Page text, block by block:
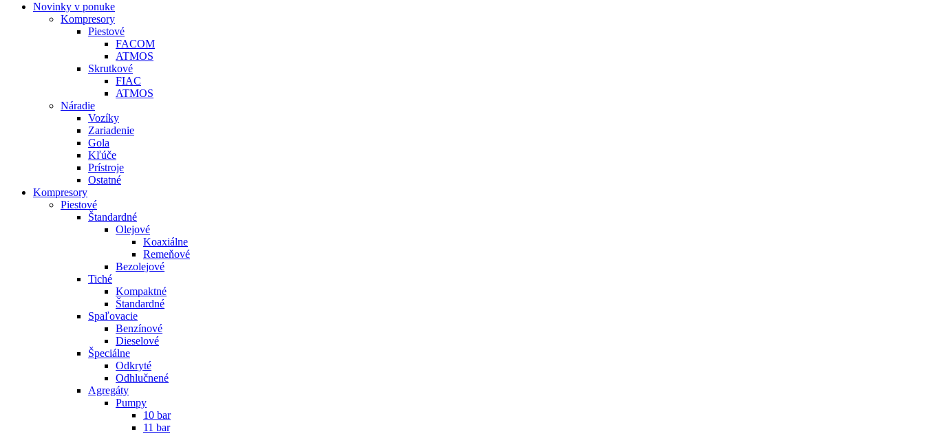
Novinky v ponuke
Kompresory
Piestové
FACOM
ATMOS
Skrutkové
FIAC
ATMOS
Náradie
Vozíky
Zariadenie
Gola
Kľúče
Prístroje
Ostatné
Kompresory
Piestové
Štandardné
Olejové
Koaxiálne
Remeňové
Bezolejové
Tiché
Kompaktné
Štandardné
Spaľovacie
Benzínové
Dieselové
Špeciálne
Odkryté
Odhlučnené
Agregáty
Pumpy
10 bar
11 bar